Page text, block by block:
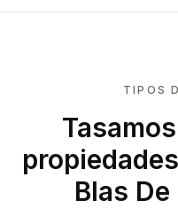
TIPOS
propiedades
Blas